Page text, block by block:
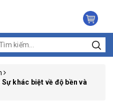
khác biệt về độ bền và